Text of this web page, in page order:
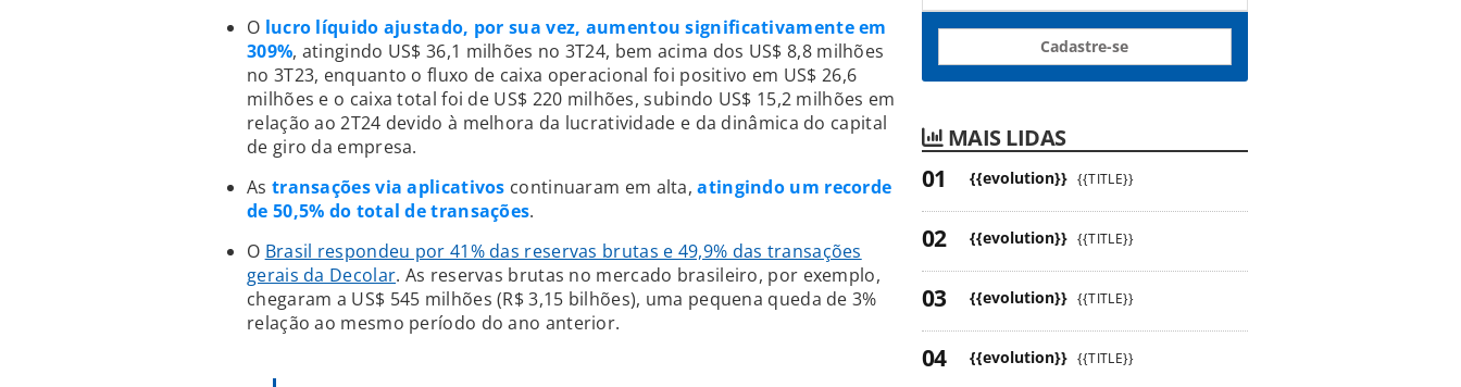
O lucro líquido ajustado, por sua vez, aumentou significativamente em
309%, atingindo US$ 36,1 milhões no 3T24, bem acima dos US$ 8,8 milhões
no 3T23, enquanto o fluxo de caixa operacional foi positivo em US$ 26,6
milhões e o caixa total foi de US$ 220 milhões, subindo US$ 15,2 milhões em
relação ao 2T24 devido à melhora da lucratividade e da dinâmica do capital
de giro da empresa.
As transações via aplicativos continuaram em alta,atingindo um recorde
de 50,5% do total de transações.
O Brasil respondeu por 41% das reservas brutas e 49,9% das transações
gerais da Decolar. As reservas brutas no mercado brasileiro, por exemplo,
chegaram a US$ 545 milhões (R$ 3,15 bilhões), uma pequena queda de 3%
relação ao mesmo período do ano anterior.
Cadastre-se
MAIS LIDAS
{{evolution}} {{TITLE}}
{{evolution}} {{TITLE}}
{{evolution}} {{TITLE}}
{{evolution}} {{TITLE}}